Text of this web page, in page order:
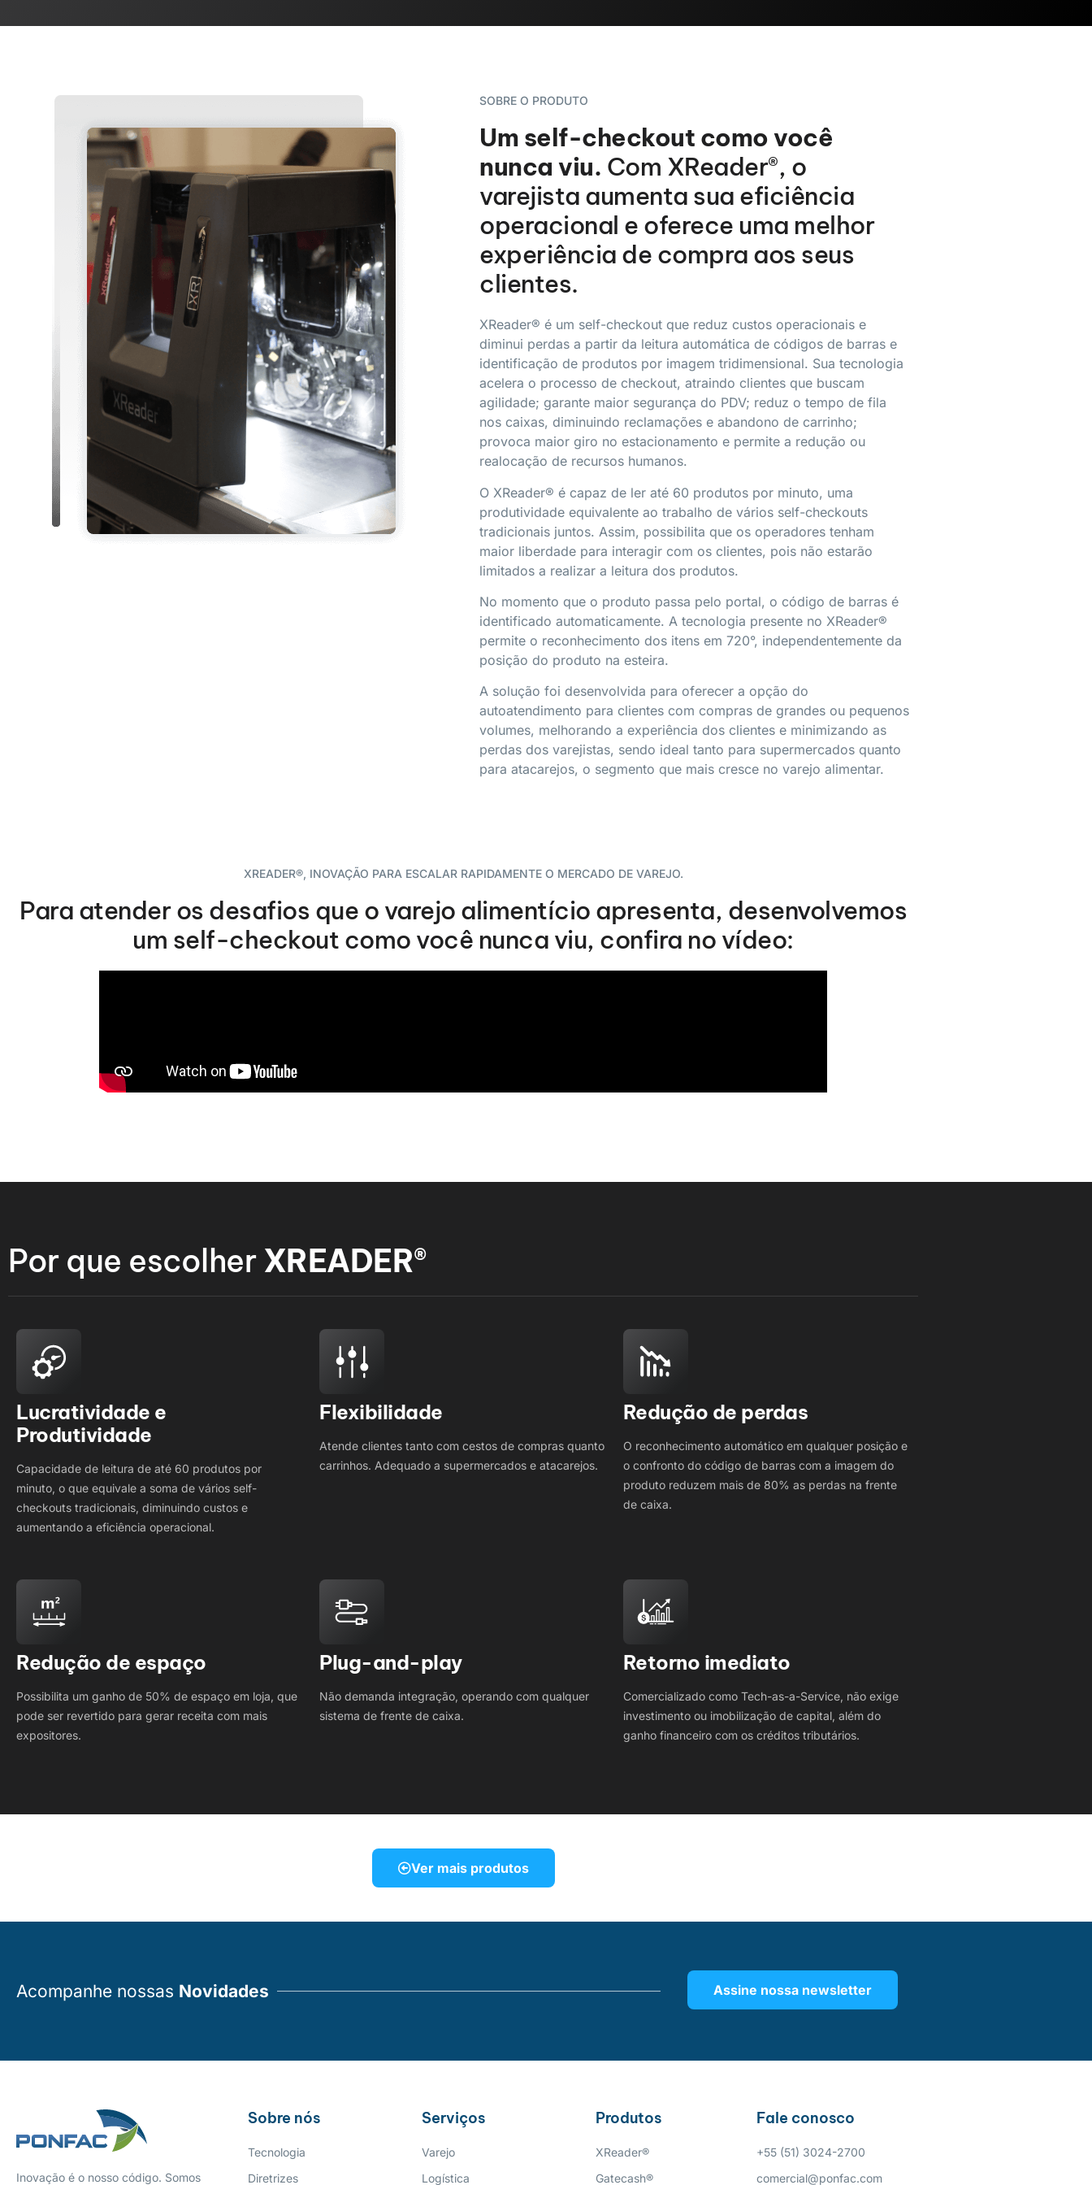
SOBRE O PRODUTO
Um self-checkout como você
nunca viu. Com XReader®, o
varejista aumenta sua eficiência
operacional e oferece uma melhor
experiência de compra aos seus
clientes.
XReader® é um self-checkout que reduz custos operacionais e
diminui perdas a partir da leitura automática de códigos de barras e
identificação de produtos por imagem tridimensional. Sua tecnologia
acelera o processo de checkout, atraindo clientes que buscam
agilidade; garante maior segurança do PDV; reduz o tempo de fila
nos caixas, diminuindo reclamações e abandono de carrinho;
provoca maior giro no estacionamento e permite a redução ou
realocação de recursos humanos.
O XReader® é capaz de ler até 60 produtos por minuto, uma
produtividade equivalente ao trabalho de vários self-checkouts
tradicionais juntos. Assim, possibilita que os operadores tenham
maior liberdade para interagir com os clientes, pois não estarão
limitados a realizar a leitura dos produtos.
No momento que o produto passa pelo portal, o código de barras é
identificado automaticamente. A tecnologia presente no XReader®
permite o reconhecimento dos itens em 720°, independentemente da
posição do produto na esteira.
A solução foi desenvolvida para oferecer a opção do
autoatendimento para clientes com compras de grandes ou pequenos
volumes, melhorando a experiência dos clientes e minimizando as
perdas dos varejistas, sendo ideal tanto para supermercados quanto
para atacarejos, o segmento que mais cresce no varejo alimentar.
XREADER®, INOVAÇÃO PARA ESCALAR RAPIDAMENTE O MERCADO DE VAREJO.
Para atender os desafios que o varejo alimentício apresenta, desenvolvemos
um self-checkout como você nunca viu, confira no vídeo:
Por que escolher XREADER®
Lucratividade e
Produtividade
Capacidade de leitura de até 60 produtos por
minuto, o que equivale a soma de vários self-
checkouts tradicionais, diminuindo custos e
aumentando a eficiência operacional.
Flexibilidade
Atende clientes tanto com cestos de compras quanto
carrinhos. Adequado a supermercados e atacarejos.
Redução de perdas
O reconhecimento automático em qualquer posição e
o confronto do código de barras com a imagem do
produto reduzem mais de 80% as perdas na frente
de caixa.
Redução de espaço
Possibilita um ganho de 50% de espaço em loja, que
pode ser revertido para gerar receita com mais
expositores.
Plug-and-play
Não demanda integração, operando com qualquer
sistema de frente de caixa.
Retorno imediato
Comercializado como Tech-as-a-Service, não exige
investimento ou imobilização de capital, além do
ganho financeiro com os créditos tributários.
Ver mais produtos
Acompanhe nossas Novidades Assine nossa newsletter
Inovação é o nosso código. Somos
Sobre nós
Tecnologia
Diretrizes
Serviços
Varejo
Logística
Produtos
XReader®
Gatecash®
Fale conosco
+55 (51) 3024-2700
comercial@ponfac.com